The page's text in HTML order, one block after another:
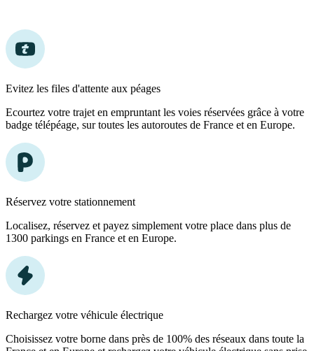
Evitez les files d'attente aux péages
Ecourtez votre trajet en empruntant les voies réservées grâce à votre
badge télépéage, sur toutes les autoroutes de France et en Europe.
Réservez votre stationnement
Localisez, réservez et payez simplement votre place dans plus de
1300 parkings en France et en Europe.
Rechargez votre véhicule électrique
Choisissez votre borne dans près de 100% des réseaux dans toute la